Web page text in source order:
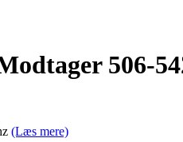
506-
(Læs mere)